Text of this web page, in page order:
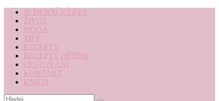
30 DENNÍ VÝZVA
ŽIVOT
MÓDA
TIPY
RECEPTY
RECEPTY DĚTEM
CESTOVÁNÍ
KONTAKT
KNIHA